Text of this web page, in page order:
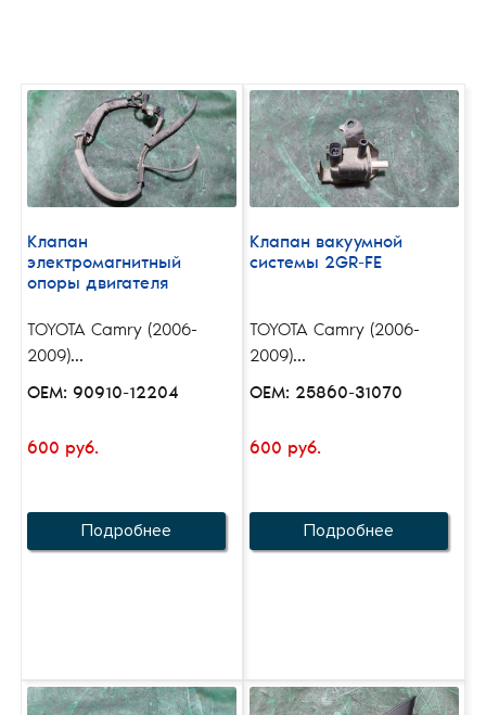
Клапан
электромагнитный
опоры двигателя
TOYOTA Camry (2006-
2009)...
OEM: 90910-12204
600 руб.
Подробнее
Клапан вакуумной
системы 2GR-FE
TOYOTA Camry (2006-
2009)...
OEM: 25860-31070
600 руб.
Подробнее